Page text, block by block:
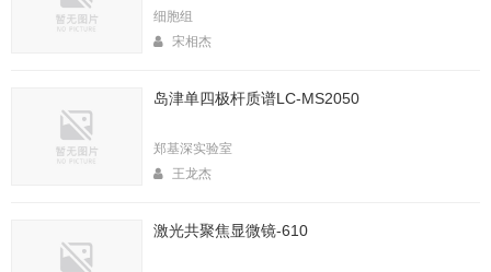
生命中心2025寒假值班表
生命科学实验中心2026年暑期值班表
生命科学实验中心2026年寒假值班表
实验中心医算楼206室新到 非接触式超声波破碎仪
细胞组
宋相杰
岛津单四极杆质谱LC-MS2050
郑基深实验室
王龙杰
激光共聚焦显微镜-610